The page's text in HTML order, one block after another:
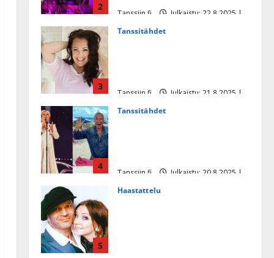
2
Tanssiin.fi
Julkaistu: 22.8.2025 |
3
Tanssitähdet
Tanssiin.fi
Julkaistu: 21.8.2025 |
4
Tanssitähdet
Tanssiin.fi
Julkaistu: 20.8.2025 |
5
Haastattelu